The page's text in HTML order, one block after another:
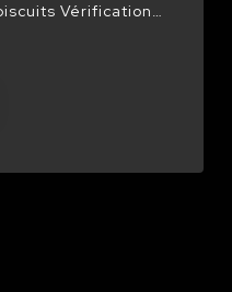
Vérification